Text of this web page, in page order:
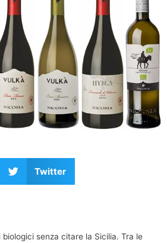
Twitter
senza citare la Sicilia. Tra le